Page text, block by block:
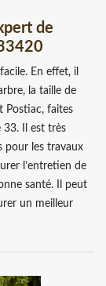
de
En effet, il
la taille de
Postiac, faites
33. Il est très
pour les travaux
l’entretien de
santé. Il peut
un meilleur